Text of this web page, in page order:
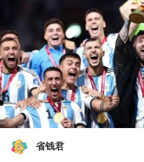
省钱君